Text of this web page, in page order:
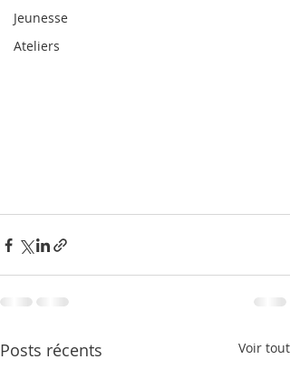
Jeunesse
Ateliers
Posts récents Voir tout